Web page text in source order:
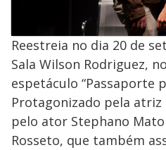
Reestreia no dia 20 de
Sala Wilson Rodriguez,
espetáculo “Passaporte
Protagonizado pela
pelo ator Stephano
Rosseto, que também